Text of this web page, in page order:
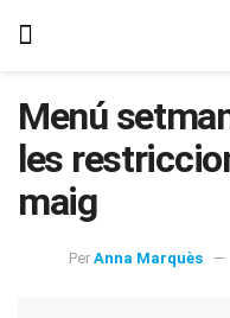
Menú
les
maig
Per Anna Marquès